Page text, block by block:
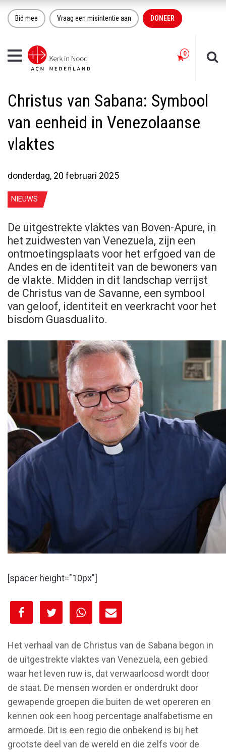
Bid mee Vraag een misintentie aan DONEER
Toggle
navigation
Christus van Sabana: Symbool
van eenheid in Venezolaanse
vlaktes
donderdag, 20 februari 2025
NIEUWS
De uitgestrekte vlaktes van Boven-Apure, in
het zuidwesten van Venezuela, zijn een
ontmoetingsplaats voor het erfgoed van de
Andes en de identiteit van de bewoners van
de vlakte. Midden in dit landschap verrijst
de Christus van de Savanne, een symbool
van geloof, identiteit en veerkracht voor het
bisdom Guasdualito.
[spacer height="10px"]
[spacer height="10px"]
Het verhaal van de Christus van de Sabana begon in
de uitgestrekte vlaktes van Venezuela, een gebied
waar het leven ruw is, dat verwaarloosd wordt door
de staat. De mensen worden er onderdrukt door
gewapende groepen die buiten de wet opereren en
kennen ook een hoog percentage analfabetisme en
armoede. Dit is een regio die onbekend is bij het
grootste deel van de wereld en die zelfs voor de